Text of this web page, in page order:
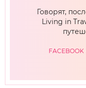
Говорят,
Living in
FACEBOOK